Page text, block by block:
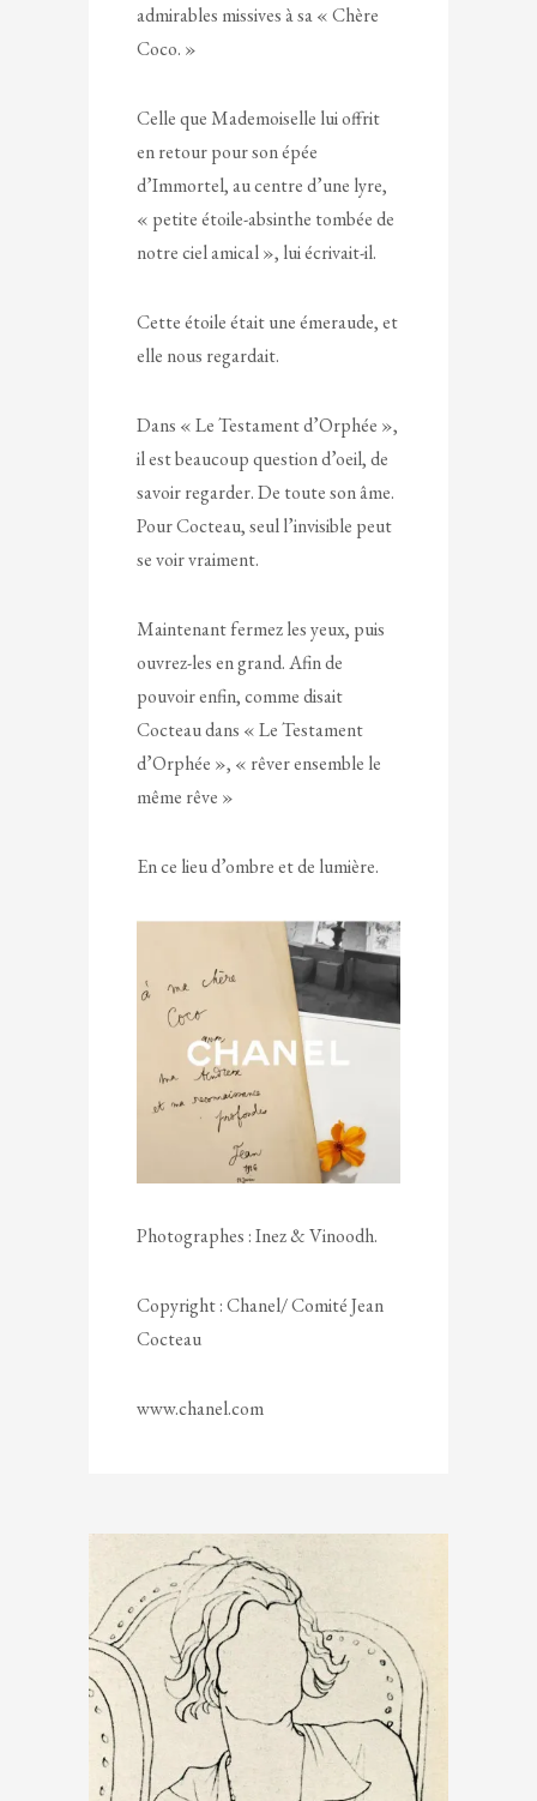
admirables missives à sa « Chère
Coco. »
Celle que Mademoiselle lui offrit
en retour pour son épée
d’Immortel, au centre d’une lyre,
« petite étoile-absinthe tombée de
notre ciel amical », lui écrivait-il.
Cette étoile était une émeraude, et
elle nous regardait.
Dans « Le Testament d’Orphée »,
il est beaucoup question d’oeil, de
savoir regarder. De toute son âme.
Pour Cocteau, seul l’invisible peut
se voir vraiment.
Maintenant fermez les yeux, puis
ouvrez-les en grand. Afin de
pouvoir enfin, comme disait
Cocteau dans « Le Testament
d’Orphée », « rêver ensemble le
même rêve »
En ce lieu d’ombre et de lumière.
Photographes : Inez & Vinoodh.
Copyright : Chanel/ Comité Jean
Cocteau
www.chanel.com